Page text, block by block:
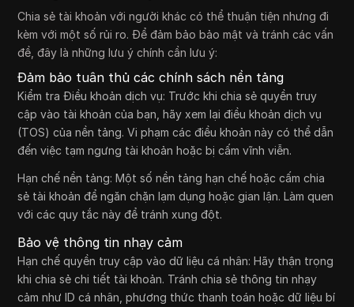
Chia sẻ tài khoản với người khác có thể thuận tiện nhưng đi
kèm với một số rủi ro. Để đảm bảo bảo mật và tránh các vấn
đề, đây là những lưu ý chính cần lưu ý:
Đảm bảo tuân thủ các chính sách nền tảng
Kiểm tra Điều khoản dịch vụ: Trước khi chia sẻ quyền truy
cập vào tài khoản của bạn, hãy xem lại điều khoản dịch vụ
(TOS) của nền tảng. Vi phạm các điều khoản này có thể dẫn
đến việc tạm ngưng tài khoản hoặc bị cấm vĩnh viễn.
Hạn chế nền tảng: Một số nền tảng hạn chế hoặc cấm chia
sẻ tài khoản để ngăn chặn lạm dụng hoặc gian lận. Làm quen
với các quy tắc này để tránh xung đột.
Bảo vệ thông tin nhạy cảm
Hạn chế quyền truy cập vào dữ liệu cá nhân: Hãy thận trọng
khi chia sẻ chi tiết tài khoản. Tránh chia sẻ thông tin nhạy
cảm như ID cá nhân, phương thức thanh toán hoặc dữ liệu bí